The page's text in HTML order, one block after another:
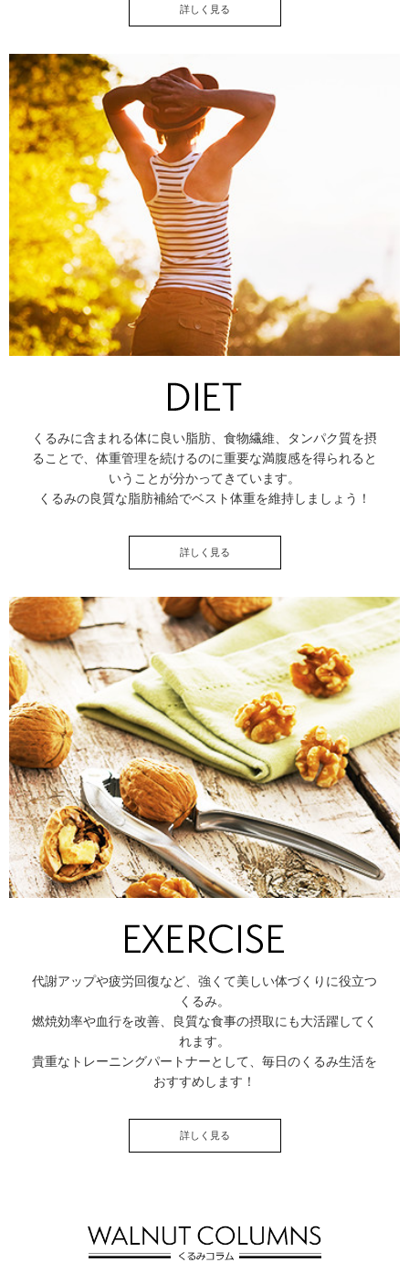
詳しく見る
くるみに含まれる体に良い脂肪、食物繊維、タンパク質を摂
ることで、体重管理を続けるのに重要な満腹感を得られると
いうことが分かってきています。
くるみの良質な脂肪補給でベスト体重を維持しましょう！
詳しく見る
代謝アップや疲労回復など、強くて美しい体づくりに役立つ
くるみ。
燃焼効率や血行を改善、良質な食事の摂取にも大活躍してく
れます。
貴重なトレーニングパートナーとして、毎日のくるみ生活を
おすすめします！
詳しく見る